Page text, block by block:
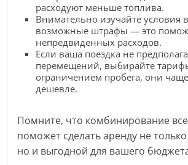
расходуют меньше топлива.
Внимательно изучайте условия
возможные штрафы — это
непредвиденных расходов.
Если ваша поездка не
перемещений, выбирайте
ограничением пробега, они
дешевле.
Помните, что комбинирование
поможет сделать аренду не
но и выгодной для вашего